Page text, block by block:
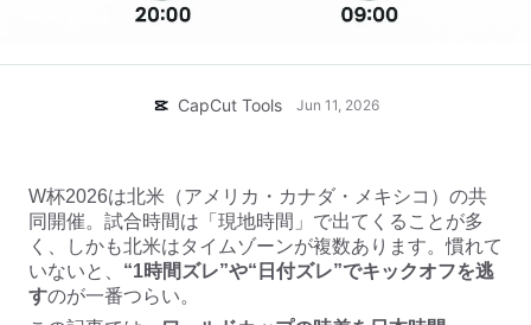
テキスト読み上げ
カスタム音声
ノイズ軽減
画像
ハウツーガイド
ピックアップ
テンプレートのトレンドとヒント
その他
CapCutの利用規約について
CapCutを起動
CapCut Tools Jun 11, 2026
W杯2026は北米（アメリカ・カナダ・メキシコ）の共
同開催。試合時間は「現地時間」で出てくることが多
く、しかも北米はタイムゾーンが複数あります。慣れて
いないと、 “1時間ズレ”や“日付ズレ”でキックオフを逃
すのが一番つらい。